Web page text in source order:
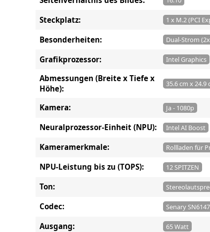
Steckplatz: 1 x M.2 (PCI
Besonderheiten: Dual-Strom
Grafikprozessor: Intel Graphics
Abmessungen (Breite x Tiefe x
Höhe):
35.6 cm x 24.9
Kamera: Ja - 1080p
Neuralprozessor-Einheit (NPU): Intel AI Boost
Kameramerkmale: Rollladen für
NPU-Leistung bis zu (TOPS): 12 SPITZEN
Ton:
Codec: Senary SN6147
Ausgang: 65 Watt